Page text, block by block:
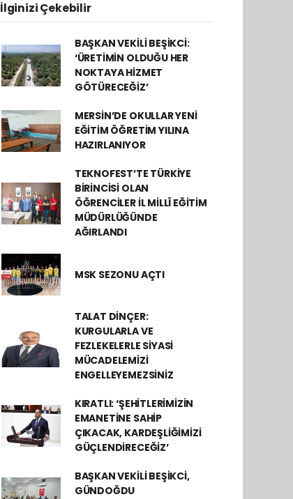
İlginizi Çekebilir
BAŞKAN VEKİLİ BEŞİKCİ:
‘ÜRETİMİN OLDUĞU HER
NOKTAYA HİZMET
GÖTÜRECEĞİZ’
MERSİN’DE OKULLAR YENİ
EĞİTİM ÖĞRETİM YILINA
HAZIRLANIYOR
TEKNOFEST’TE TÜRKİYE
BİRİNCİSİ OLAN
ÖĞRENCİLER İL MİLLÎ EĞİTİM
MÜDÜRLÜĞÜNDE
AĞIRLANDI
MSK SEZONU AÇTI
TALAT DİNÇER:
KURGULARLA VE
FEZLEKELERLE SİYASİ
MÜCADELEMİZİ
ENGELLEYEMEZSİNİZ
KIRATLI: ‘ŞEHİTLERİMİZİN
EMANETİNE SAHİP
ÇIKACAK, KARDEŞLİĞİMİZİ
GÜÇLENDİRECEĞİZ’
BAŞKAN VEKİLİ BEŞİKCİ,
GÜNDOĞDU